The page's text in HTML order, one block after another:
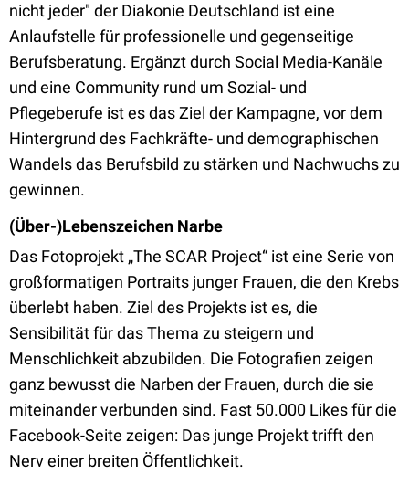
nicht jeder" der Diakonie Deutschland ist eine
Anlaufstelle für professionelle und gegenseitige
Berufsberatung. Ergänzt durch Social Media-Kanäle
und eine Community rund um Sozial- und
Pflegeberufe ist es das Ziel der Kampagne, vor dem
Hintergrund des Fachkräfte- und demographischen
Wandels das Berufsbild zu stärken und Nachwuchs zu
gewinnen.
(Über-)Lebenszeichen Narbe
Das Fotoprojekt „The SCAR Project“ ist eine Serie von
großformatigen Portraits junger Frauen, die den Krebs
überlebt haben. Ziel des Projekts ist es, die
Sensibilität für das Thema zu steigern und
Menschlichkeit abzubilden. Die Fotografien zeigen
ganz bewusst die Narben der Frauen, durch die sie
miteinander verbunden sind. Fast 50.000 Likes für die
Facebook-Seite zeigen: Das junge Projekt trifft den
Nerv einer breiten Öffentlichkeit.